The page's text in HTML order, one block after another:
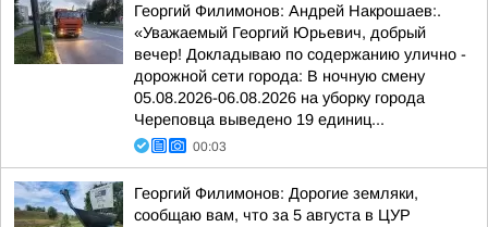
Георгий Филимонов: Андрей Накрошаев:.
«Уважаемый Георгий Юрьевич, добрый
вечер! Докладываю по содержанию улично -
дорожной сети города: В ночную смену
05.08.2026-06.08.2026 на уборку города
Череповца выведено 19 единиц...
00:03
Георгий Филимонов: Дорогие земляки,
сообщаю вам, что за 5 августа в ЦУР